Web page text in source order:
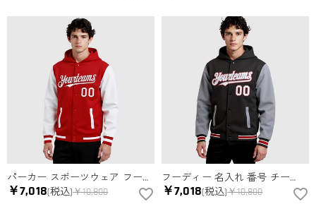
パーカー スポーツウェア フーディ ジャケット チーム名 背番号 胸番号入り ロゴ ネーム カスタマイズ可能
￥7,018(税込)￥10,800
フーディー 名入れ 番号 チーム名 パーカー スポーツウェア ロゴ入り ジャケット 男女兼用 大人 キッズ オリジナル
￥7,018(税込)￥10,800